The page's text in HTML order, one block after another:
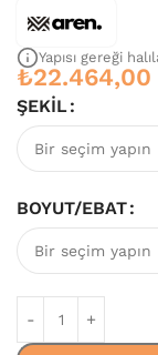
Yapısı gereği
₺22.464,00
ŞEKIL
BOYUT/EBAT